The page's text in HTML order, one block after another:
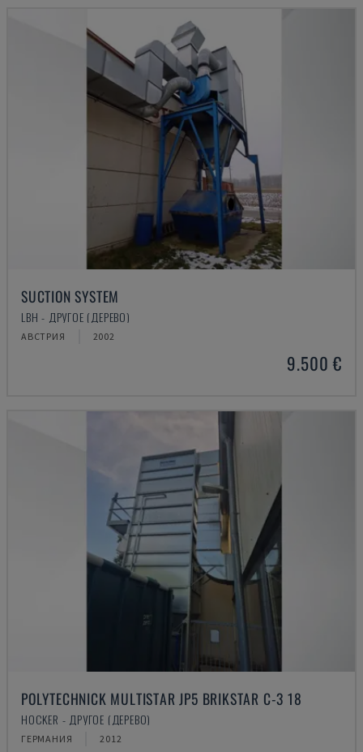
SUCTION SYSTEM
LBH - ДРУГОЕ (ДЕРЕВО)
АВСТРИЯ 2002
9.500 €
POLYTECHNICK MULTISTAR JP5 BRIKSTAR C-3 18
HOCKER - ДРУГОЕ (ДЕРЕВО)
ГЕРМАНИЯ 2012